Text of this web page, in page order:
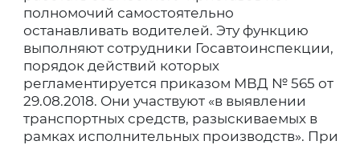
полномочий самостоятельно
останавливать водителей. Эту функцию
выполняют сотрудники Госавтоинспекции,
порядок действий которых
регламентируется приказом МВД № 565 от
29.08.2018. Они участвуют «в выявлении
транспортных средств, разыскиваемых в
рамках исполнительных производств». При